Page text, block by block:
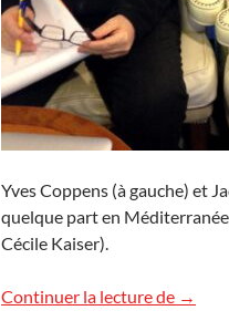
Yves Coppens (à gauche) et
quelque part en
Cécile Kaiser).
Continuer la lecture de Yves
→